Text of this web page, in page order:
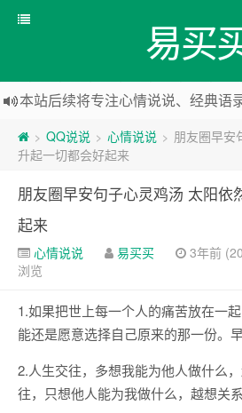
易买
本站改版，下架友情链接
> QQ说说 > 心情说说 > 朋友圈早安
升起一切都会好起来
朋友圈早安句子心灵鸡汤 太阳依
起来
心情说说 易买买 3年前
浏览
1.如果把世上每一个人的痛苦放在一
能还是愿意选择自己原来的那一份。早
2.人生交往，多想我能为他人做什么
往，只想他人能为我做什么，越想关